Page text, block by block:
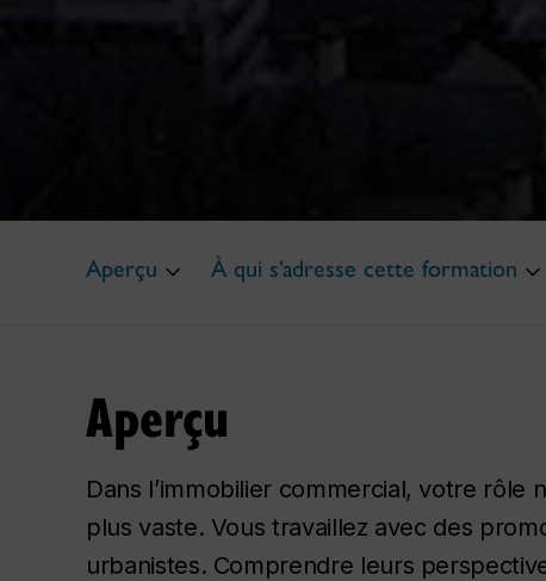
Aperçu À qui s’adresse cette formation
Aperçu
Dans l’immobilier commercial, votre rôle
plus vaste. Vous travaillez avec des
urbanistes. Comprendre leurs